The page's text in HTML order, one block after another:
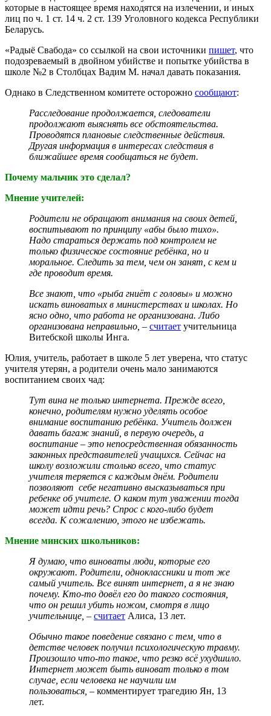
которые в настоящее время находятся на излечении, и иных
лиц по ч. 1 ст. 14 ч. 2 ст. 139 Уголовного кодекса Республики
Беларусь.
«Радыё Свабода» со ссылкой на свои источники пишет, что
подозреваемый в двойном убийстве и попытке убийства в
школе №2 в Столбцах Вадим М. начал давать показания.
Однако в Следственном комитете осторожно сообщают:
Расследование продолжается, следователи
продолжают выяснять все обстоятельства.
Проводятся плановые следственные действия.
Другая информация в интересах следствия в
ближайшее время сообщаться не будет.
Почему мальчик это сделал?
Мнение учителей:
Родители не обращают внимания на своих детей,
воспитывают по принципу «абы было тихо».
Надо стараться держать под контролем не
только физическое состояние ребёнка, но и
моральное. Следить за тем, чем он занят, с кем и
где проводит время.
Все знают, что «рыба гниёт с головы» и можно
искать виноватых в министерствах и школах. Но
ясно одно, что работа не организована. Либо
организована неправильно, – считает учительница
Витебской школы Инга.
Юлия, учитель, работает в школе 5 лет уверена, что статус
учителя утерян, а родители очень мало занимаются
воспитанием своих чад:
Тут вина не только интернета. Прежде всего,
конечно, родителям нужно уделять особое
внимание воспитанию ребёнка. Учитель должен
давать багаж знаний, в первую очередь, а
воспитание – это непосредственная обязанность
законных представителей учащихся. Сейчас на
школу возложили столько всего, что статус
учителя теряется с каждым днём. Родители
позволяют себе негативно высказываться при
ребенке об учителе. О каком тут уважении тогда
может идти речь? Спрос с кого-либо будет
всегда. К сожалению, этого не избежать.
Мнение минских школьников:
Я думаю, что виноваты люди, которые его
окружают. Родители, одноклассники и тот же
самый учитель. Все винят интернет, а я не знаю
почему. Кто-то довёл его до такого состояния,
что он решил убить ножом, смотря в лицо
учительнице, – считает Алиса, 13 лет.
Обычно такое поведение связано с тем, что в
детстве человек получил психологическую травму.
Произошло что-то такое, что резко всё ухудшило.
Интернет может быть виноват только в том
случае, если человека не научили им
пользоваться, – комментирует трагедию Ян, 13
лет.